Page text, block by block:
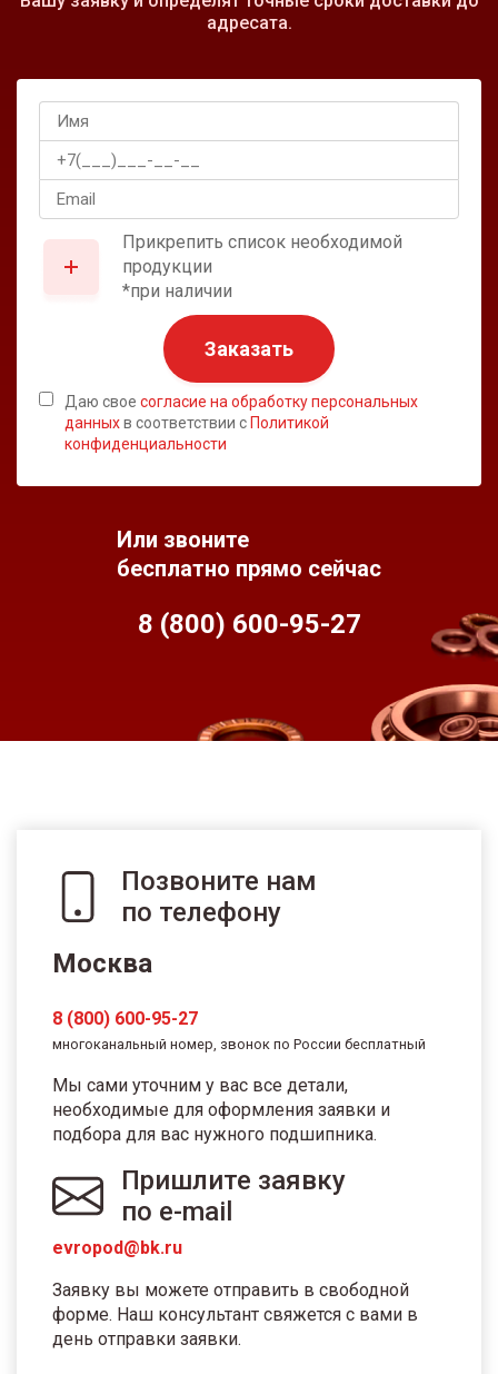
адресата.
Прикрепить список необходимой
продукции
*при наличии
Заказать
Даю свое согласие на обработку персональных
данныхв соответствии сПолитикой
конфиденциальности
Или звоните
бесплатно прямо сейчас
8 (800) 600-95-27
Позвоните нам
по телефону
Москва
8 (800) 600-95-27
многоканальный номер, звонок по России бесплатный
Мы сами уточним у вас все детали,
необходимые для оформления заявки и
подбора для вас нужного подшипника.
Пришлите заявку
по e-mail
evropod@bk.ru
Заявку вы можете отправить в свободной
форме. Наш консультант свяжется с вами в
день отправки заявки.